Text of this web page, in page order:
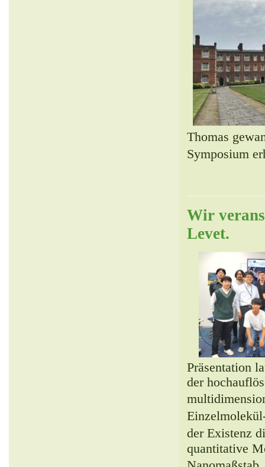
Thomas
Symposium
Wir
Levet.
Präsentation
der
der Existenz
quantitative